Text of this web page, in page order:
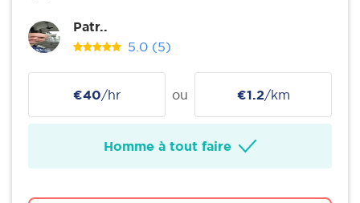
Patr..
5.0 (5)
€40/hr ou €1.2/km
Homme à tout faire